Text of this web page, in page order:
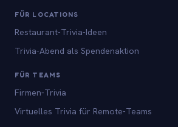
FÜR LOCATIONS
Restaurant-Trivia-Ideen
Trivia-Abend als Spendenaktion
FÜR TEAMS
Firmen-Trivia
Virtuelles Trivia für Remote-Teams